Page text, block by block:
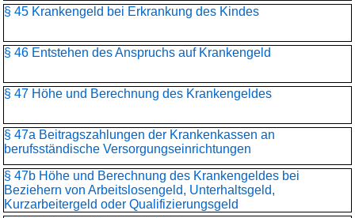
§ 45 Krankengeld bei Erkrankung des Kindes
§ 46 Entstehen des Anspruchs auf Krankengeld
§ 47 Höhe und Berechnung des Krankengeldes
§ 47a Beitragszahlungen der Krankenkassen an
berufsständische Versorgungseinrichtungen
§ 47b Höhe und Berechnung des Krankengeldes bei
Beziehern von Arbeitslosengeld, Unterhaltsgeld,
Kurzarbeitergeld oder Qualifizierungsgeld